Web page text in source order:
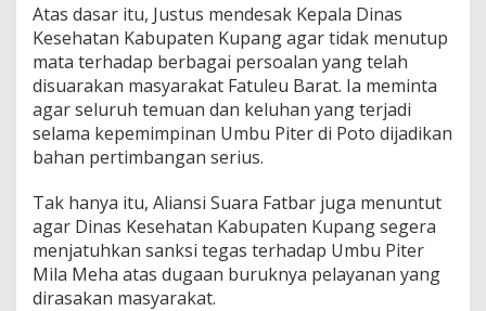
Atas dasar itu, Justus mendesak Kepala Dinas
Kesehatan Kabupaten Kupang agar tidak menutup
mata terhadap berbagai persoalan yang telah
disuarakan masyarakat Fatuleu Barat. Ia meminta
agar seluruh temuan dan keluhan yang terjadi
selama kepemimpinan Umbu Piter di Poto dijadikan
bahan pertimbangan serius.
Tak hanya itu, Aliansi Suara Fatbar juga menuntut
agar Dinas Kesehatan Kabupaten Kupang segera
menjatuhkan sanksi tegas terhadap Umbu Piter
Mila Meha atas dugaan buruknya pelayanan yang
dirasakan masyarakat.